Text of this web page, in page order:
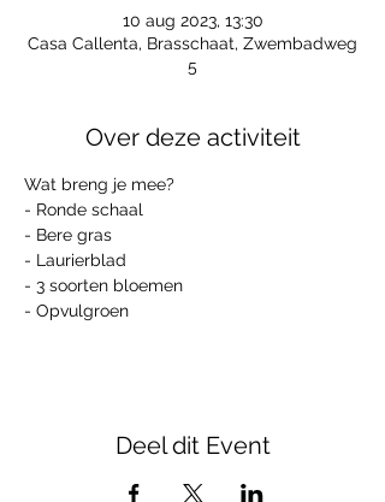
10 aug 2023, 13:30
Casa Callenta, Brasschaat, Zwembadweg
5
Over deze activiteit
Wat breng je mee?
- Ronde schaal
- Bere gras
- Laurierblad
- 3 soorten bloemen
- Opvulgroen
Deel dit Event